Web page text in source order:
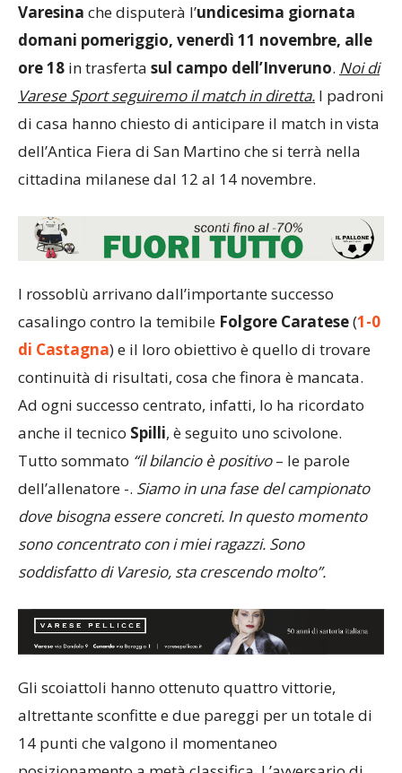
Varesina che disputerà l’undicesima giornata
domani pomeriggio, venerdì 11 novembre, alle
ore 18 in trasferta sul campo dell’Inveruno. Noi di
Varese Sport seguiremo il match in diretta. I padroni
di casa hanno chiesto di anticipare il match in vista
dell’Antica Fiera di San Martino che si terrà nella
cittadina milanese dal 12 al 14 novembre.
I rossoblù arrivano dall’importante successo
casalingo contro la temibile
) e il loro obiettivo è quello di trovare
Ad ogni successo centrato, infatti, lo ha ricordato
Spilli, è seguito uno scivolone.
“il bilancio è positivo– le parole
dell’allenatore -.
Siamo in una fase del campionato
dove bisogna essere concreti. In questo momento
sono concentrato con i miei ragazzi. Sono
Gli scoiattoli hanno ottenuto quattro vittorie,
altrettante sconfitte e due pareggi per un totale di